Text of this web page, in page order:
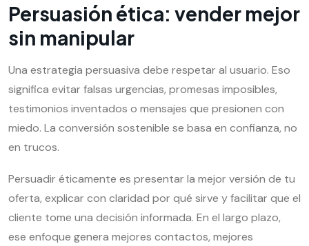
Persuasión ética: vender mejor
sin manipular
Una estrategia persuasiva debe respetar al usuario. Eso
significa evitar falsas urgencias, promesas imposibles,
testimonios inventados o mensajes que presionen con
miedo. La conversión sostenible se basa en confianza, no
en trucos.
Persuadir éticamente es presentar la mejor versión de tu
oferta, explicar con claridad por qué sirve y facilitar que el
cliente tome una decisión informada. En el largo plazo,
ese enfoque genera mejores contactos, mejores